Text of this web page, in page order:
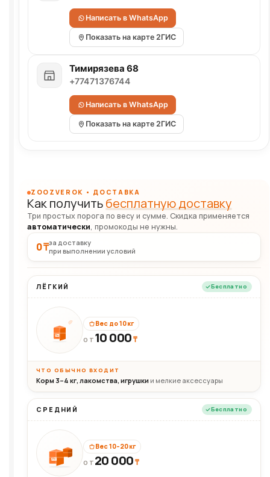
Написать в WhatsApp
Показать на карте 2ГИС
Тимирязева 68
+77471376744
Написать в WhatsApp
Показать на карте 2ГИС
ZOOZVEROK • ДОСТАВКА
Как получитьбесплатную доставку
Три простых порога по весу и сумме. Скидка применяется
автоматически, промокоды не нужны.
0 ₸за доставку
при выполнении условий
ЛЁГКИЙ Бесплатно
10кг
Вес до 10 кг
ОТ 10 000₸
ЧТО ОБЫЧНО ВХОДИТ
Корм 3–4 кг, лакомства, игрушки и мелкие аксессуары
СРЕДНИЙ Бесплатно
20кг
Вес 10–20 кг
ОТ 20 000₸